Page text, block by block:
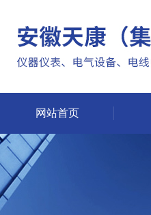
网站首页